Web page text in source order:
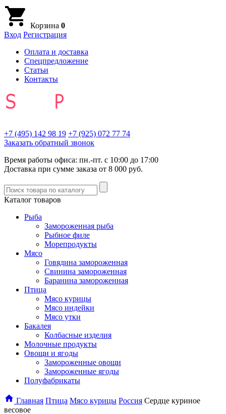
Корзина 0
Вход Регистрация
Оплата и доставка
Спецпредложение
Статьи
Контакты
+7 (495) 142 98 19 +7 (925) 072 77 74
Заказать обратный звонок
Время работы офиса: пн.-пт. с 10:00 до 17:00
Доставка при сумме заказа от 8 000 руб.
Каталог товаров
Рыба
Замороженная рыба
Рыбное филе
Морепродукты
Мясо
Говядина замороженная
Свинина замороженная
Баранина замороженная
Птица
Мясо курицы
Мясо индейки
Мясо утки
Бакалея
Колбасные изделия
Молочные продукты
Овощи и ягоды
Замороженные овощи
Замороженные ягоды
Полуфабрикаты
Главная Птица Мясо курицы Россия Сердце куриное
весовое